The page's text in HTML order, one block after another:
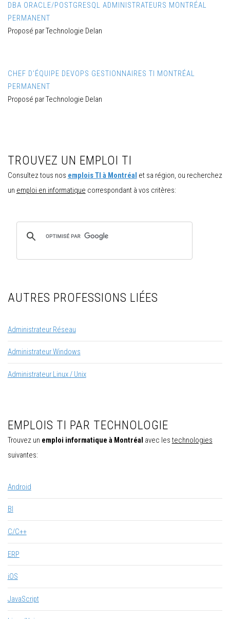
DBA ORACLE/POSTGRESQL ADMINISTRATEURS MONTRÉAL
PERMANENT
Proposé par Technologie Delan
CHEF D'ÉQUIPE DEVOPS GESTIONNAIRES TI MONTRÉAL
PERMANENT
Proposé par Technologie Delan
TROUVEZ UN EMPLOI TI
Consultez tous nos emplois TI à Montréal et sa région, ou recherchez
un emploi en informatique correspondant à vos critères:
AUTRES PROFESSIONS LIÉES
Administrateur Réseau
Administrateur Windows
Administrateur Linux / Unix
EMPLOIS TI PAR TECHNOLOGIE
Trouvez un emploi informatique à Montréal avec les technologies
suivantes:
Android
BI
C/C++
ERP
iOS
JavaScript